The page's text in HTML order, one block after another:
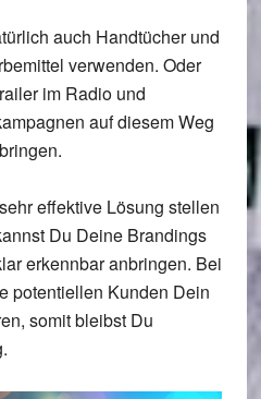
auch Handtücher und
verwenden. Oder
im Radio und
auf diesem Weg
effektive Lösung stellen
Du Deine Brandings
erkennbar anbringen. Bei
potentiellen Kunden Dein
somit bleibst Du